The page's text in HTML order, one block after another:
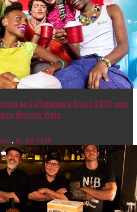
no Lollapalooza Brasil 2025 com
Moscow Mule.
, 07/03/2025